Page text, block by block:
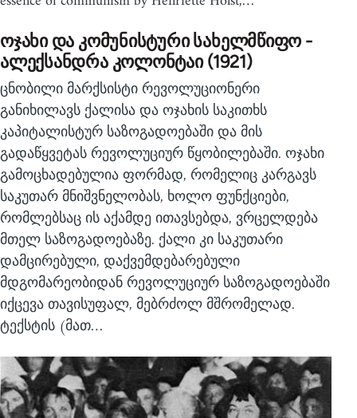
ოჯახი და კომუნისტური სახელმწიფო -
ალექსანდრა კოლონტაი (1921)
ცნობილი მარქსისტი რევოლუციონერი
განიხილავს ქალისა და ოჯახის საკითხს
კაპიტალისტურ საზოგადოებაში და მის
გადაწყვეტას რევოლუციურ წყობილებაში. ოჯახი
გამოცხადებულია ფორმად, რომელიც კარგავს
საკუთარ მნიშვნელობას, ხოლო ფუნქციები,
რომლებსაც ის აქამდე ითავსებდა, ვრცელდება
მთელ საზოგადოებაზე. ქალი კი საკუთარი
დამცირებული, დაქვემდებარებული
მდგომარეობიდან რევოლუციურ საზოგადოებაში
იქცევა თავისუფალ, მებრძოლ მშრომელად.
ტექსტის (მათ…